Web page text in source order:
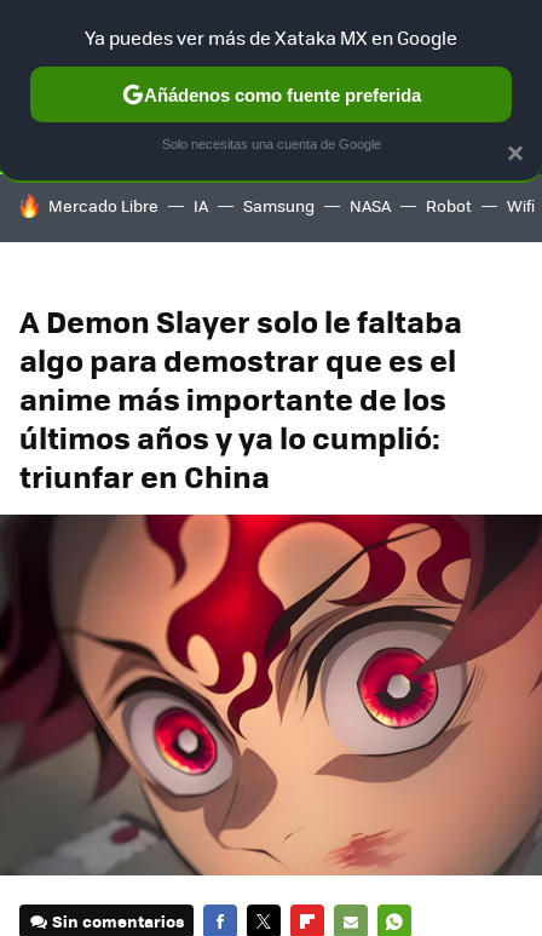
SELECCIÓN GAMING HOME AUTO TERRITORIO
HOY SE HABLA DE
Mercado Libre IA Samsung NASA Robot Wifi
A Demon Slayer solo le faltaba
algo para demostrar que es el
anime más importante de los
últimos años y ya lo cumplió:
triunfar en China
Sin comentarios
×
Ya puedes ver más de Xataka MX en Google
Añádenos como fuente preferida
Solo necesitas una cuenta de Google